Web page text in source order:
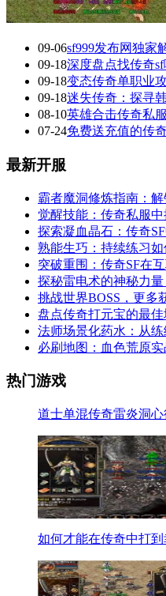
09-06sf999发布网独家
09-18深度盘点找传奇
09-18变态传奇单职业
09-18迷失传奇：探寻
08-10英雄合击传奇私
07-24免费送充值的传
最新开服
霸者魔洞修炼指南：
觉醒技能：传奇私服
探索凝血晶石：传奇
熟能生巧：持续练习
突破重围：传奇SF在
探秘雷电术的神秘力
挑战世界BOSS，更多
盘点传奇打元宝的最
法师场景化药水：从
必刷地图：血色荒原
热门游戏
道士单混传奇雷炎洞心
如何才能在传奇中打